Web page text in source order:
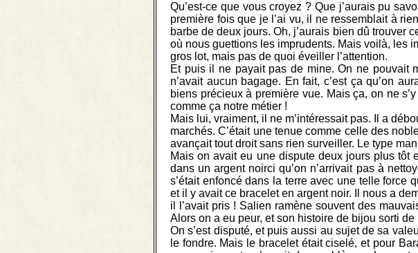
Qu’est-ce que vous croyez ? Que j’aurais pu
première fois que je l’ai vu, il ne ressemblait à
barbe de deux jours. Oh, j’aurais bien dû trouver
où nous guettions les imprudents. Mais voilà, les
gros lot, mais pas de quoi éveiller l’attention.
Et puis il ne payait pas de mine. On ne pouvait
n’avait aucun bagage. En fait, c’est ça qu’on
biens précieux à première vue. Mais ça, on ne
comme ça notre métier !
Mais lui, vraiment, il ne m’intéressait pas. Il a
marchés. C’était une tenue comme celle des
avançait tout droit sans rien surveiller. Le type
Mais on avait eu une dispute deux jours plus tôt
dans un argent noirci qu’on n’arrivait pas à
s’était enfoncé dans la terre avec une telle force
et il y avait ce bracelet en argent noir. Il nous a
il l’avait pris ! Salien ramène souvent des
Alors on a eu peur, et son histoire de bijou sorti
On s’est disputé, et puis aussi au sujet de sa
le fondre. Mais le bracelet était ciselé, et pour